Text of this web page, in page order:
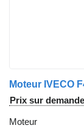
Moteur IVECO
Prix sur demande
Moteur